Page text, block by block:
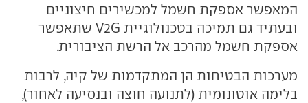
המאפשר אספקת חשמל למכשירים חיצוניים
ובעתיד גם תמיכה בטכנולוגיית V2G שתאפשר
אספקת חשמל מהרכב אל הרשת הציבורית.
מערכות הבטיחות הן המתקדמות של קיה, לרבות
בלימה אוטונומית (לתנועה חוצה ובנסיעה לאחור),